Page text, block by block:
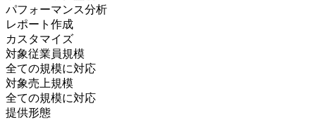
パフォーマンス分析
レポート作成
カスタマイズ
対象従業員規模
全ての規模に対応
対象売上規模
全ての規模に対応
提供形態